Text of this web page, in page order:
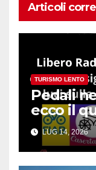
Articoli
TURISMO LENTO
Pedali
ecco il
LUG 14, 2026